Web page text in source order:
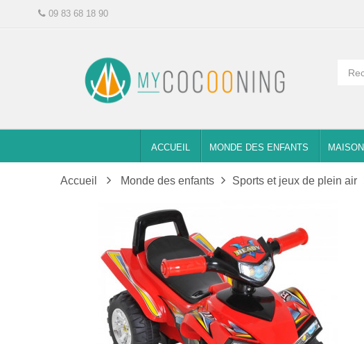
09 83 68 18 90
ACCUEIL MONDE DES ENFANTS MAISON
Accueil Monde des enfants Sports et jeux de plein air